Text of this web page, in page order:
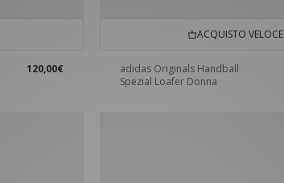
120,00€
ACQUISTO VELOCE
adidas Originals Handball
Spezial Loafer Donna